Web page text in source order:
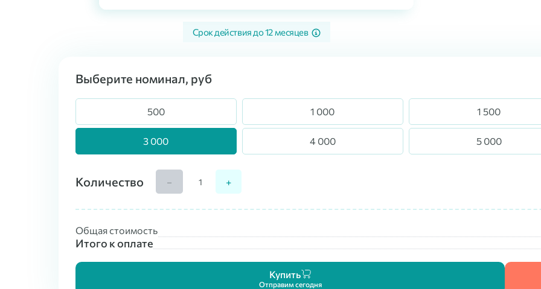
Срок действия до12 месяцев
Выберите номинал, руб
500 1 000 1 500
3 000 4 000 5 000
Количество − +
Общая стоимость
Итого к оплате
Купить
Отправим сегодня